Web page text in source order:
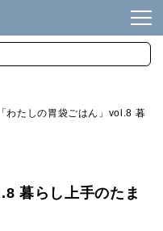
「わたしの胃袋ごはん」vol.8 暮
暮らし上手のたま